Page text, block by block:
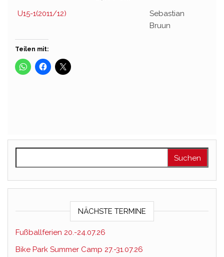
U15-1(2011/12)
Sebastian
Bruun
Teilen mit:
NÄCHSTE TERMINE
Fußballferien 20.-24.07.26
Bike Park Summer Camp 27.-31.07.26